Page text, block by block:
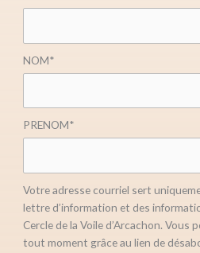
NOM*
PRENOM*
Votre adresse courriel sert
lettre d’information et des
Cercle de la Voile d’Arcachon. Vous
tout moment grâce au lien de